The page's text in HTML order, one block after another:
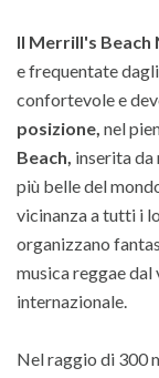
Il Merrill's Beach
e frequentate
confortevole e
posizione, nel
Beach, inserita da
più belle del
vicinanza a tutti i
organizzano
musica reggae
internazionale.
Nel raggio di 300